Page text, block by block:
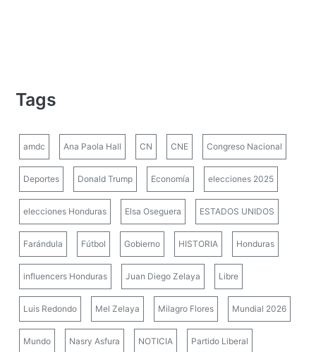
Tags
amdc Ana Paola Hall CN CNE Congreso Nacional
Deportes Donald Trump Economía elecciones 2025
elecciones Honduras Elsa Oseguera ESTADOS UNIDOS
Farándula Fútbol Gobierno HISTORIA Honduras
influencers Honduras Juan Diego Zelaya Libre
Luis Redondo Mel Zelaya Milagro Flores Mundial 2026
Mundo Nasry Asfura NOTICIA Partido Liberal